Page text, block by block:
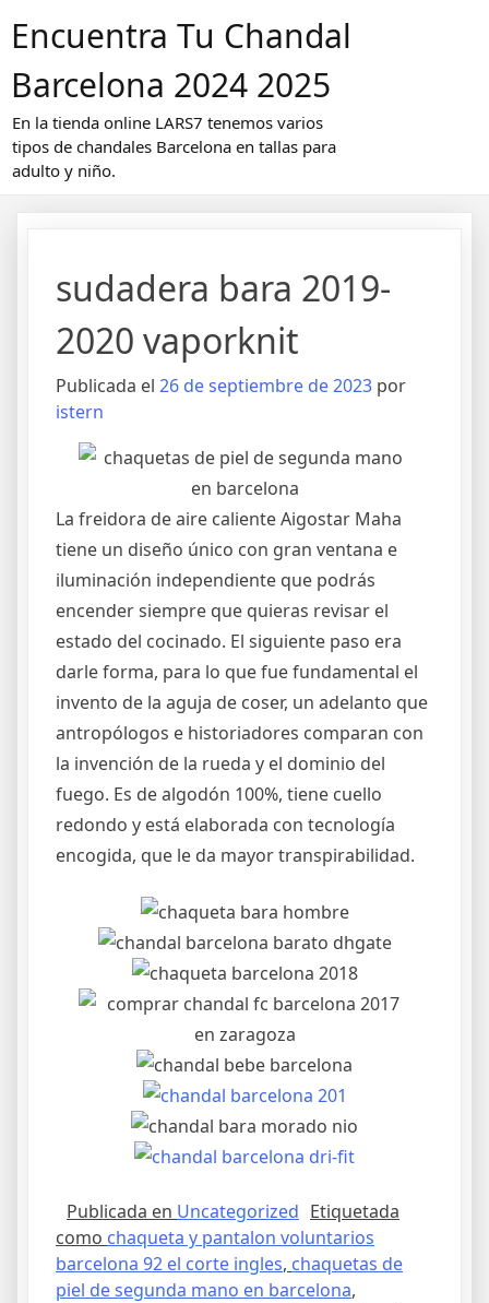
Encuentra Tu Chandal
Barcelona 2024 2025
En la tienda online LARS7 tenemos varios
tipos de chandales Barcelona en tallas para
adulto y niño.
sudadera bara 2019-
2020 vaporknit
Publicada el 26 de septiembre de 2023 por
istern
La freidora de aire caliente Aigostar Maha
tiene un diseño único con gran ventana e
iluminación independiente que podrás
encender siempre que quieras revisar el
estado del cocinado. El siguiente paso era
darle forma, para lo que fue fundamental el
invento de la aguja de coser, un adelanto que
antropólogos e historiadores comparan con
la invención de la rueda y el dominio del
fuego. Es de algodón 100%, tiene cuello
redondo y está elaborada con tecnología
encogida, que le da mayor transpirabilidad.
Publicada en Uncategorized Etiquetada
como chaqueta y pantalon voluntarios
barcelona 92 el corte ingles, chaquetas de
piel de segunda mano en barcelona,